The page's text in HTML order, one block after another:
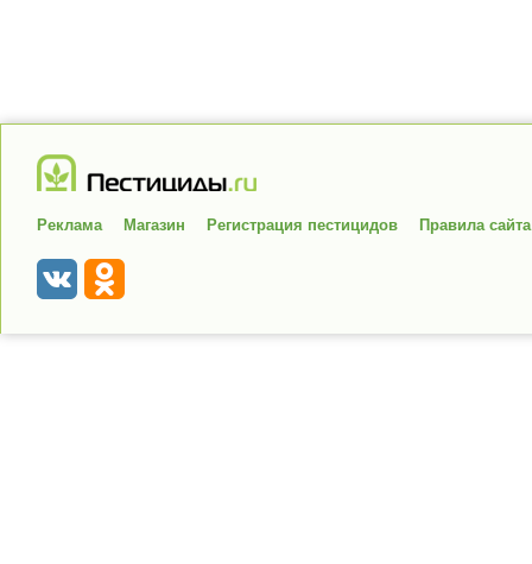
Реклама Магазин Регистрация пестицидов Правила сайта